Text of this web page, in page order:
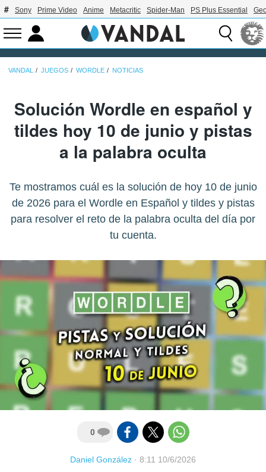
Sony Prime Video Anime Metacritic Spider-Man PS Plus Essential
VANDAL JUEGOS WORDLE NOTICIAS
Solución Wordle en español y
tildes hoy 10 de junio y pistas
a la palabra oculta
Te mostramos cuál es la solución de hoy 10 de junio
de 2026 para el Wordle en Español y tildes y pistas
para resolver el reto de la palabra oculta del día por
tu cuenta.
0
Daniel González · 8:11 10/6/2026